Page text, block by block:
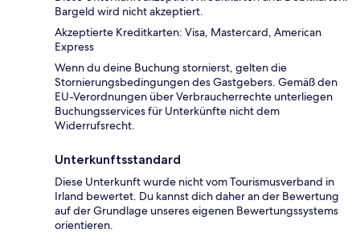
Bargeld wird nicht akzeptiert.
Akzeptierte Kreditkarten: Visa, Mastercard, American
Express
Wenn du deine Buchung stornierst, gelten die
Stornierungsbedingungen des Gastgebers. Gemäß den
EU-Verordnungen über Verbraucherrechte unterliegen
Buchungsservices für Unterkünfte nicht dem
Widerrufsrecht.
Unterkunftsstandard
Diese Unterkunft wurde nicht vom Tourismusverband in
Irland bewertet. Du kannst dich daher an der Bewertung
auf der Grundlage unseres eigenen Bewertungssystems
orientieren.